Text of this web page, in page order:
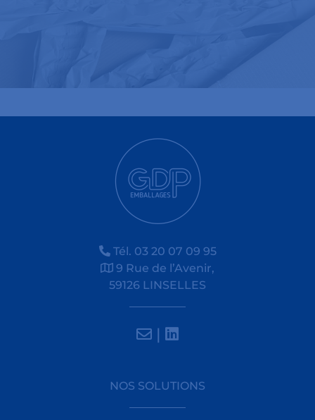
Tél. 03 20 07 09 95
9 Rue de l’Avenir,
59126 LINSELLES
|
NOS SOLUTIONS